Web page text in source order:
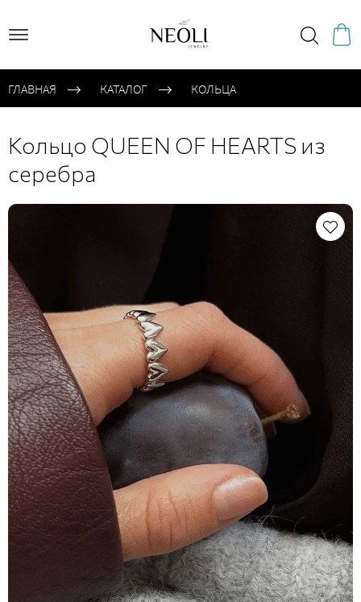
ГЛАВНАЯ КАТАЛОГ КОЛЬЦА
Кольцо QUEEN OF HEARTS из
серебра